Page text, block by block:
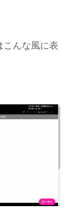
こんな風に表